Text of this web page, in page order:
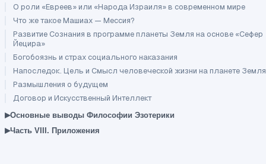
О роли «Евреев» или «Народа Израиля» в современном мире
Что же такое Машиах — Мессия?
Развитие Сознания в программе планеты Земля на основе «Сефер
Йецира»
Богобоязнь и страх социального наказания
Напоследок. Цель и Смысл человеческой жизни на планете Земля
Размышления о будущем
Договор и Искусственный Интеллект
▸Основные выводы Философии Эзотерики
▸Часть VIII. Приложения